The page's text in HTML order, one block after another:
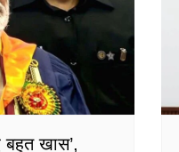
बहुत खास’,